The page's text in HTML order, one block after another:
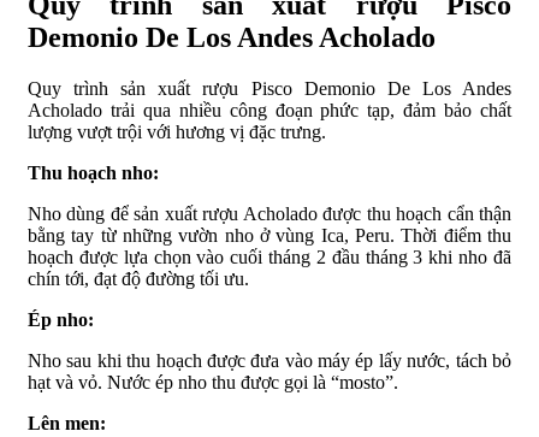
Demonio De Los Andes Acholado
Quy trình sản xuất rượu Pisco Demonio De Los Andes
Acholado trải qua nhiều công đoạn phức tạp, đảm bảo chất
lượng vượt trội với hương vị đặc trưng.
Thu hoạch nho:
Nho dùng để sản xuất rượu Acholado được thu hoạch cẩn thận
bằng tay từ những vườn nho ở vùng Ica, Peru. Thời điểm thu
hoạch được lựa chọn vào cuối tháng 2 đầu tháng 3 khi nho đã
chín tới, đạt độ đường tối ưu.
Ép nho:
Nho sau khi thu hoạch được đưa vào máy ép lấy nước, tách bỏ
hạt và vỏ. Nước ép nho thu được gọi là “mosto”.
Lên men: